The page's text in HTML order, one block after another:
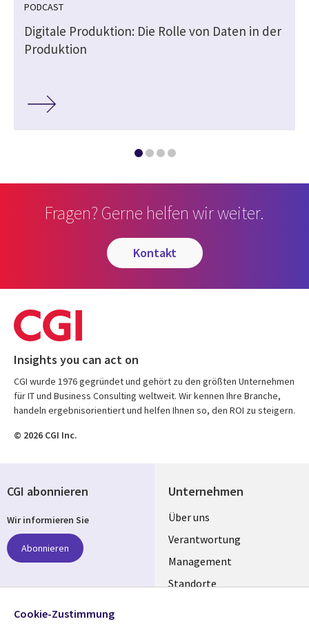
PODCAST
Digitale Produktion: Die Rolle von Daten in der
Produktion
Fragen? Gerne helfen wir weiter.
kontakt
Insights you can act on
CGI wurde 1976 gegründet und gehört zu den größten Unternehmen
für IT und Business Consulting weltweit. Wir kennen Ihre Branche,
handeln ergebnisorientiert und helfen Ihnen so, den ROI zu steigern.
© 2026 CGI Inc.
Unternehmen
Useful
links
GERMANY
Über uns
Verantwortung
Management
Standorte
CGI abonnieren
Wir informieren Sie
Abonnieren
Folgen Sie uns
Cookie-Zustimmung